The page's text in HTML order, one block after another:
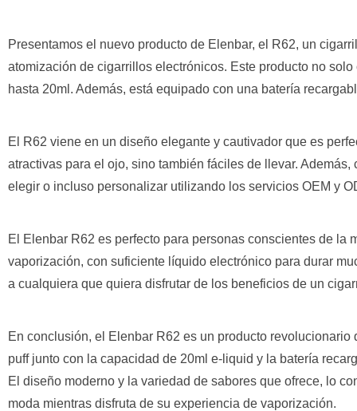
Presentamos el nuevo producto de Elenbar, el R62, un
atomización de cigarrillos electrónicos. Este producto no
hasta 20ml. Además, está equipado con una batería
El R62 viene en un diseño elegante y cautivador que es
atractivas para el ojo, sino también fáciles de llevar.
elegir o incluso personalizar utilizando los servicios OEM y
El Elenbar R62 es perfecto para personas conscientes de
vaporización, con suficiente líquido electrónico para durar
a cualquiera que quiera disfrutar de los beneficios de un
En conclusión, el Elenbar R62 es un producto
puff junto con la capacidad de 20ml e-liquid y la batería
El diseño moderno y la variedad de sabores que ofrece, lo
moda mientras disfruta de su experiencia de vaporización.